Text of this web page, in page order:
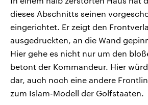
dieses Abschnitts seinen
eingerichtet. Er zeigt den
ausgedruckten, an die Wand
Hier gehe es nicht nur um den
betont der Kommandeur. Hier
dar, auch noch eine andere
zum Islam-Modell der Golfstaaten.